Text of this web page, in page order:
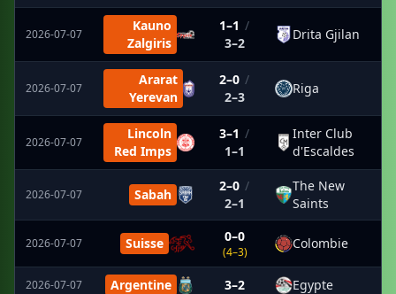
2026-07-07
Kauno
Zalgiris
1–1 /
3–2
Drita Gjilan
2026-07-07
Ararat
Yerevan
2–0 /
2–3
Riga
2026-07-07
Lincoln
Red Imps
3–1 /
1–1
Inter Club
d'Escaldes
2026-07-07 Sabah
2–0 /
2–1
The New
Saints
2026-07-07 Suisse 0–0
(4–3)
Colombie
2026-07-07 Argentine 3–2 Egypte